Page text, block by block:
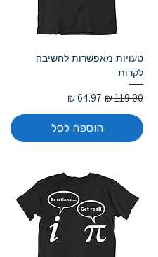
טעויות מאפשרות לחשיבה
לקרות
מחיר רגיל מחיר מבצע
הוספה לסל